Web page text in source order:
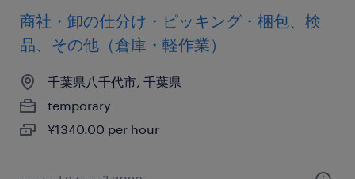
商社・卸の仕分け・ピッキング・梱包、検
品、その他（倉庫・軽作業）
千葉県八千代市, 千葉県
temporary
¥1340.00 per hour